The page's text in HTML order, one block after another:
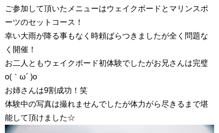
ご参加して頂いたメニューはウェイクボードとマリンスポ
ーツのセットコース！
幸い大雨が降る事もなく時頼ぱらつきましたが全く問題な
く開催！
お二人ともウェイクボード初体験でしたがお兄さんは完璧
o(｀ω´ )o
お姉さんは9割成功！笑
体験中の写真は撮れませんでしたが体力がら尽きるまで堪
能して頂けました☆